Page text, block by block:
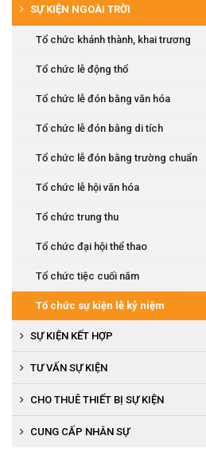
Tổ chức khai trương, khánh thành
Tổ chức hội nghị khách hàng
Tổ chức họp báo, ra mắt sản phẩm
Tổ chức tiệc cuối năm
Tổ chức hội thi văn nghệ
SỰ KIỆN NGOÀI TRỜI
Tổ chức khánh thành, khai trương
Tổ chức lễ động thổ
Tổ chức lễ đón bằng văn hóa
Tổ chức lễ đón bằng di tích
Tổ chức lễ đón bằng trường chuẩn
Tổ chức lễ hội văn hóa
Tổ chức trung thu
Tổ chức đại hội thể thao
Tổ chức tiệc cuối năm
Tổ chức sự kiện lễ kỷ niệm
SỰ KIỆN KẾT HỢP
Tổ chức khai trương, khánh thành
Tổ chức lễ ra mắt sản phẩm
Tổ chức cuộc thi người đẹp, văn nghệ
TƯ VẤN SỰ KIỆN
CHO THUÊ THIẾT BỊ SỰ KIỆN
Cho thuê thiết bị âm thanh, ánh sáng
CUNG CẤP NHÂN SỰ